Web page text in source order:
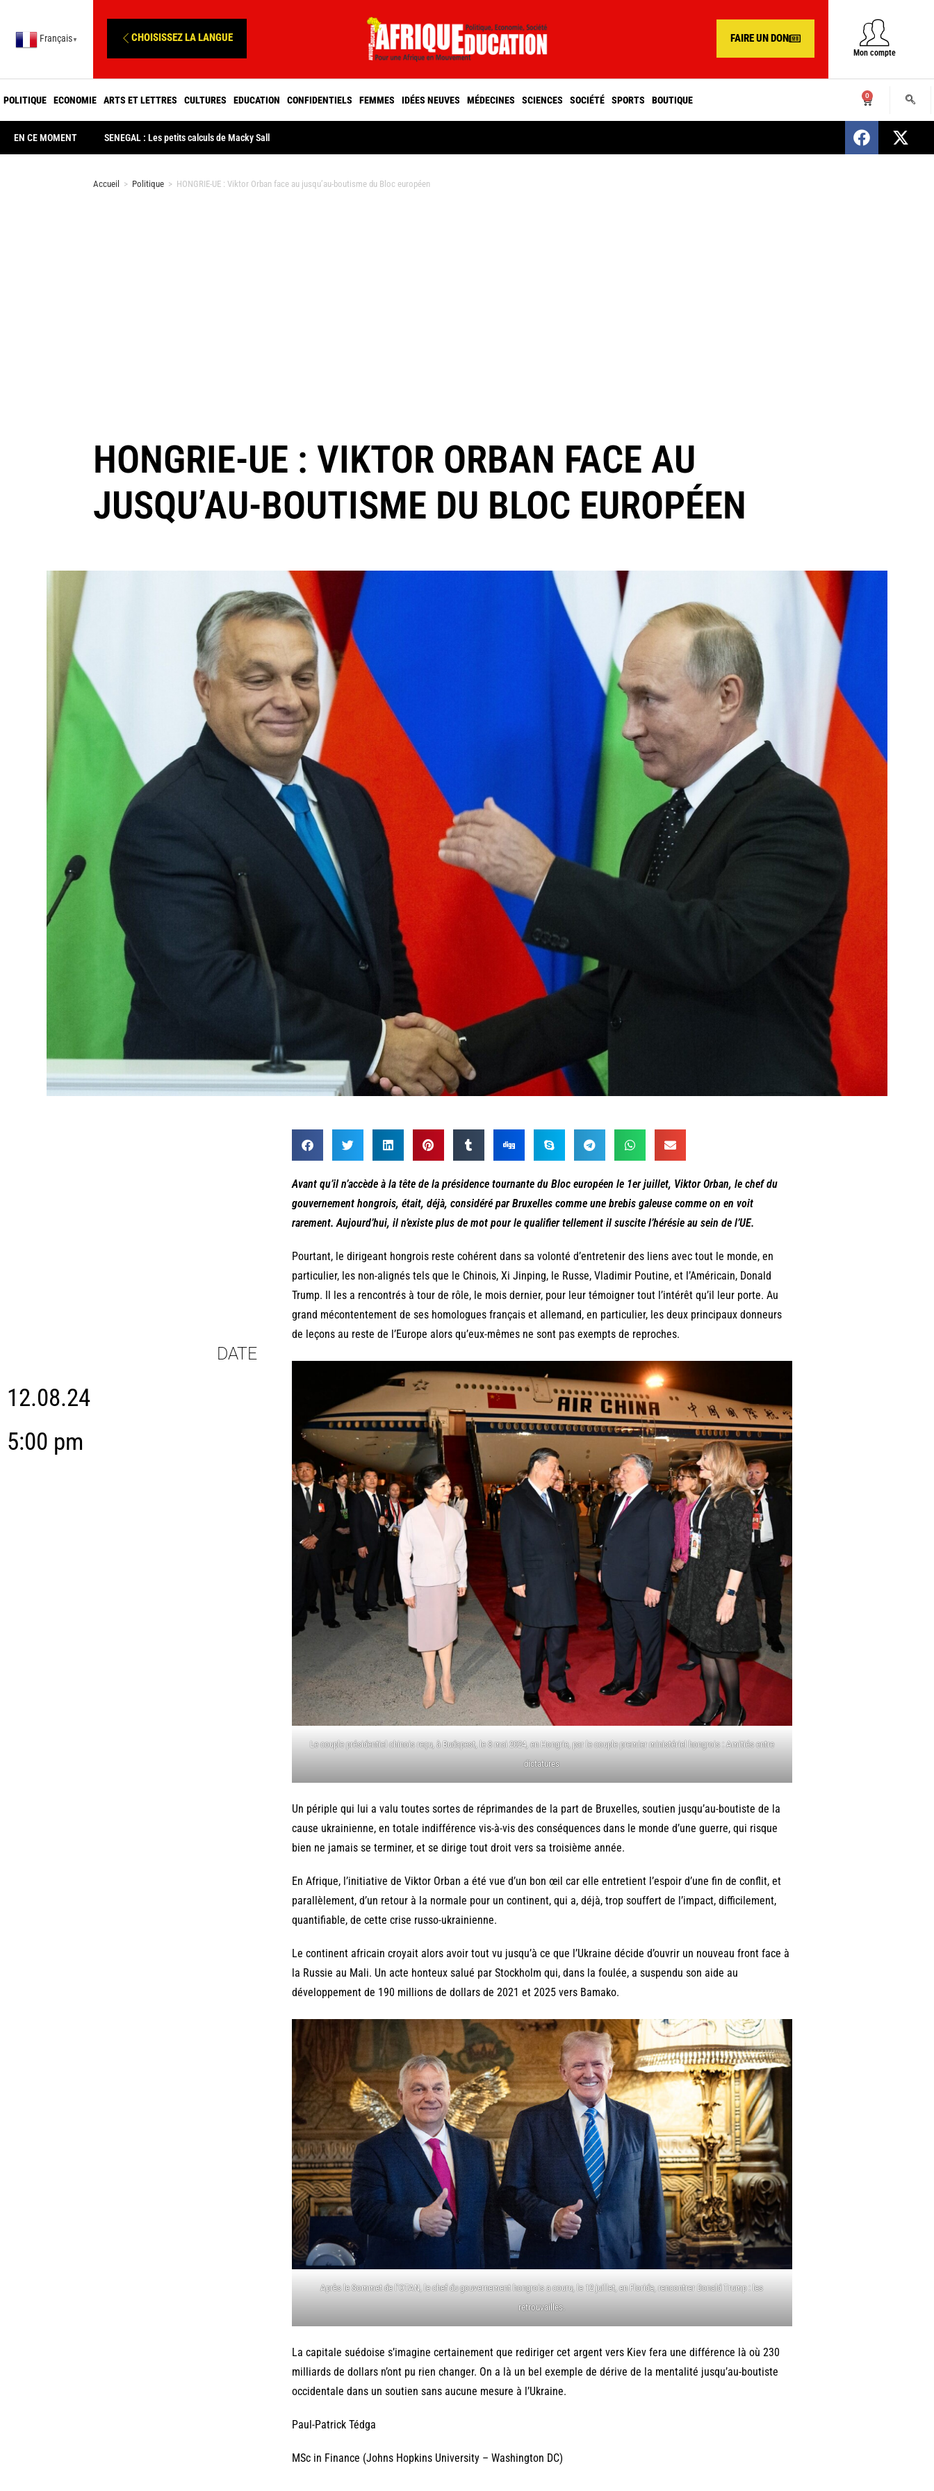
Français ▼ CHOISISSEZ LA LANGUE FAIRE UN DON
Mon compte
POLITIQUE ECONOMIE ARTS ET LETTRES CULTURES EDUCATION CONFIDENTIELS FEMMES IDÉES NEUVES MÉDECINES SCIENCES SOCIÉTÉ SPORTS BOUTIQUE 0
EN CE MOMENT SENEGAL : Les petits calculs de Macky Sall SENEGAL : Nomination d’un nouveau
Accueil > Politique > HONGRIE-UE : Viktor Orban face au jusqu’au-boutisme du Bloc européen
HONGRIE-UE : VIKTOR ORBAN FACE AU
JUSQU’AU-BOUTISME DU BLOC EUROPÉEN
DATE
12.08.24
5:00 pm
Avant qu’il n’accède à la tête de la présidence tournante du Bloc européen le 1er juillet, Viktor Orban, le chef du
gouvernement hongrois, était, déjà, considéré par Bruxelles comme une brebis galeuse comme on en voit
rarement. Aujourd’hui, il n’existe plus de mot pour le qualifier tellement il suscite l’hérésie au sein de l’UE.
Pourtant, le dirigeant hongrois reste cohérent dans sa volonté d’entretenir des liens avec tout le monde, en
particulier, les non-alignés tels que le Chinois, Xi Jinping, le Russe, Vladimir Poutine, et l’Américain, Donald
Trump. Il les a rencontrés à tour de rôle, le mois dernier, pour leur témoigner tout l’intérêt qu’il leur porte. Au
grand mécontentement de ses homologues français et allemand, en particulier, les deux principaux donneurs
de leçons au reste de l’Europe alors qu’eux-mêmes ne sont pas exempts de reproches.
Le couple présidentiel chinois reçu, à Budapest, le 8 mai 2024, en Hongrie, par le couple premier ministériel hongrois : Amitiés entre
dictatures
Un périple qui lui a valu toutes sortes de réprimandes de la part de Bruxelles, soutien jusqu’au-boutiste de la
cause ukrainienne, en totale indifférence vis-à-vis des conséquences dans le monde d’une guerre, qui risque
bien ne jamais se terminer, et se dirige tout droit vers sa troisième année.
En Afrique, l’initiative de Viktor Orban a été vue d’un bon œil car elle entretient l’espoir d’une fin de conflit, et
parallèlement, d’un retour à la normale pour un continent, qui a, déjà, trop souffert de l’impact, difficilement,
quantifiable, de cette crise russo-ukrainienne.
Le continent africain croyait alors avoir tout vu jusqu’à ce que l’Ukraine décide d’ouvrir un nouveau front face à
la Russie au Mali. Un acte honteux salué par Stockholm qui, dans la foulée, a suspendu son aide au
développement de 190 millions de dollars de 2021 et 2025 vers Bamako.
Après le Sommet de l’OTAN, le chef du gouvernement hongrois a couru, le 12 juillet, en Floride, rencontrer Donald Trump : les
retrouvailles.
La capitale suédoise s’imagine certainement que rediriger cet argent vers Kiev fera une différence là où 230
milliards de dollars n’ont pu rien changer. On a là un bel exemple de dérive de la mentalité jusqu’au-boutiste
occidentale dans un soutien sans aucune mesure à l’Ukraine.
Paul-Patrick Tédga
MSc in Finance (Johns Hopkins University – Washington DC)